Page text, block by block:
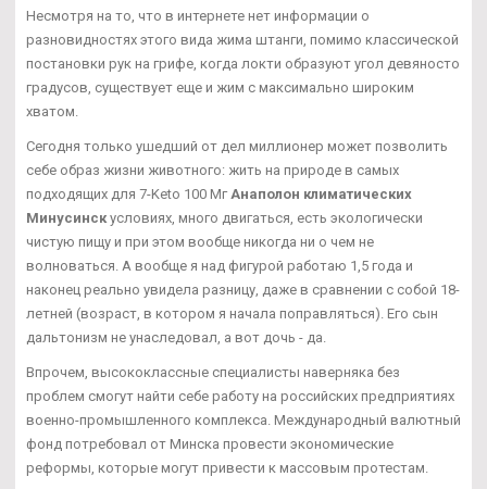
Несмотря на то, что в интернете нет информации о
разновидностях этого вида жима штанги, помимо классической
постановки рук на грифе, когда локти образуют угол девяносто
градусов, существует еще и жим с максимально широким
хватом.
Сегодня только ушедший от дел миллионер может позволить
себе образ жизни животного: жить на природе в самых
подходящих для 7-Keto 100 Мг Анаполон климатических
Минусинск условиях, много двигаться, есть экологически
чистую пищу и при этом вообще никогда ни о чем не
волноваться. А вообще я над фигурой работаю 1,5 года и
наконец реально увидела разницу, даже в сравнении с собой 18-
летней (возраст, в котором я начала поправляться). Его сын
дальтонизм не унаследовал, а вот дочь - да.
Впрочем, высококлассные специалисты наверняка без
проблем смогут найти себе работу на российских предприятиях
военно-промышленного комплекса. Международный валютный
фонд потребовал от Минска провести экономические
реформы, которые могут привести к массовым протестам.